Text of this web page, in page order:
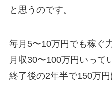
と思うのです。
毎月5〜10万円でも稼ぐ
月収30〜100万円いって
終了後の2年半で150万円